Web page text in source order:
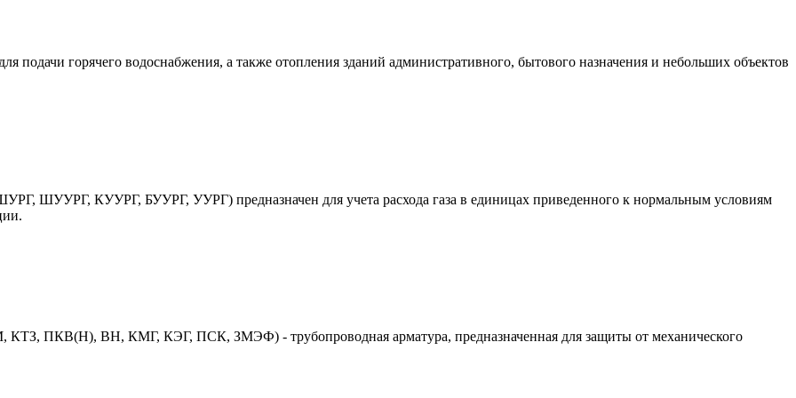
горячего водоснабжения, а также отопления зданий административного, бытового назначения и небольших объектов
ШУУРГ, КУУРГ, БУУРГ, УУРГ) предназначен для учета расхода газа в единицах приведенного к нормальным условиям
ПКВ(Н), ВН, КМГ, КЭГ, ПСК, ЗМЭФ) - трубопроводная арматура, предназначенная для защиты от механического